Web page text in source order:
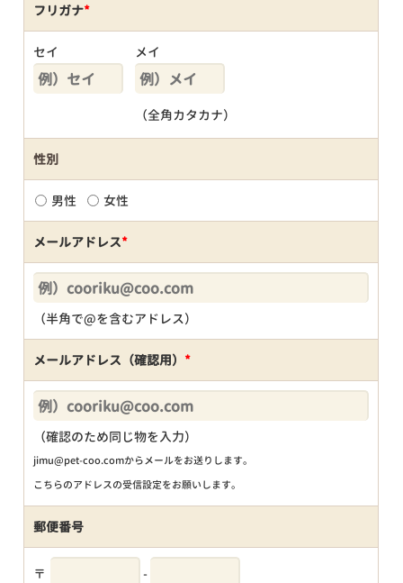
フリガナ*
セイ メイ
（全角カタカナ）
性別
男性 女性
メールアドレス*
（半角で@を含むアドレス）
メールアドレス（確認用） *
（確認のため同じ物を入力）
jimu@pet-coo.comからメールをお送りします。
こちらのアドレスの受信設定をお願いします。
郵便番号
〒 -